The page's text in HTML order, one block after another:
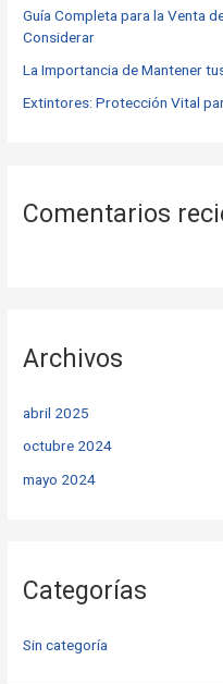
r
:
Guía Completa para la Venta
Considerar
La Importancia de Mantener
Extintores: Protección Vital
Comentarios
Archivos
abril 2025
octubre 2024
mayo 2024
Categorías
Sin categoría